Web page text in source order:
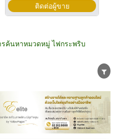
ติดต่อผู้ขาย
ค้นหาหมวดหมู่ ไฟกระพริบ
ผู้ผลิต
ตัวแทนจัดจำหน่าย
บริการ